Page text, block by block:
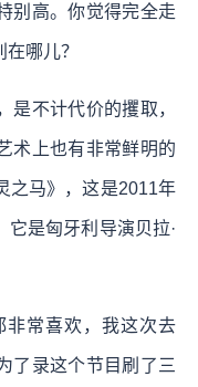
别高。你觉得完全走
哪儿？
是不计代价的攫取，
术上也有非常鲜明的
之马》，这是2011年
是匈牙利导演贝拉·
非常喜欢，我这次去
了录这个节目刷了三